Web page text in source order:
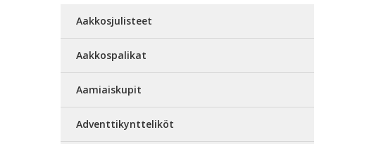
Aakkosjulisteet
Aakkospalikat
Aamiaiskupit
Adventtikyntteliköt